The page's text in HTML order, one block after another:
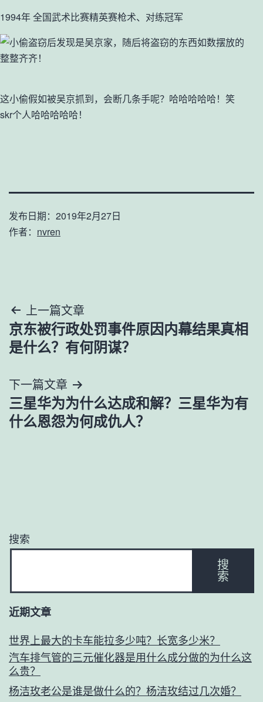
1994年 全国武术比赛精英赛枪术、对练冠军
这小偷假如被吴京抓到，会断几条手呢？哈哈哈哈哈！笑
skr个人哈哈哈哈哈！
发布日期： 2019年2月27日
作者： nvren
文
章
航
上一篇文章
京东被行政处罚事件原因内幕结果真相
是什么？有何阴谋？
下一篇文章
三星华为为什么达成和解？三星华为有
什么恩怨为何成仇人？
搜索
搜
索
近期文章
世界上最大的卡车能拉多少吨？长宽多少米？
汽车排气管的三元催化器是用什么成分做的为什么这
么贵？
杨洁玫老公是谁是做什么的？杨洁玫结过几次婚？